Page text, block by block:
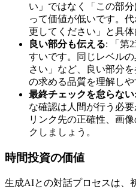
い」ではなく「この部
って価値が低いです。
更してください」と具体
良い部分も伝える: 「第
すいです。同じレベル
さい」など、良い部分
の求める品質を理解しや
最終チェックを怠らない
な確認は人間が行う必
リンク先の正確性、画
クしましょう。
時間投資の価値
生成AIとの対話プロセスは、